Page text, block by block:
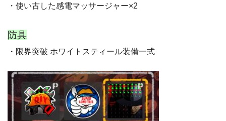
・使い古した感電マッサージャー×2
防具
・限界突破 ホワイトスティール装備一式